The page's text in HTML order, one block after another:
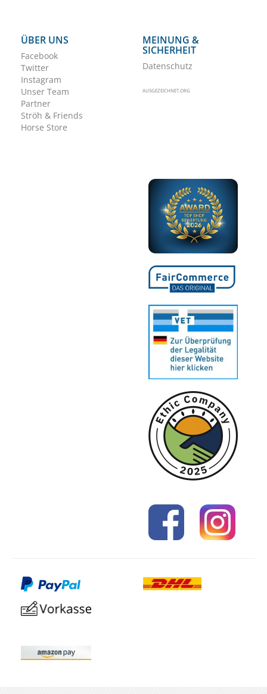
ÜBER UNS
Facebook
Twitter
Instagram
Unser Team
Partner
Ströh & Friends
Horse Store
MEINUNG &
SICHERHEIT
Datenschutz
AUSGEZEICHNET.ORG